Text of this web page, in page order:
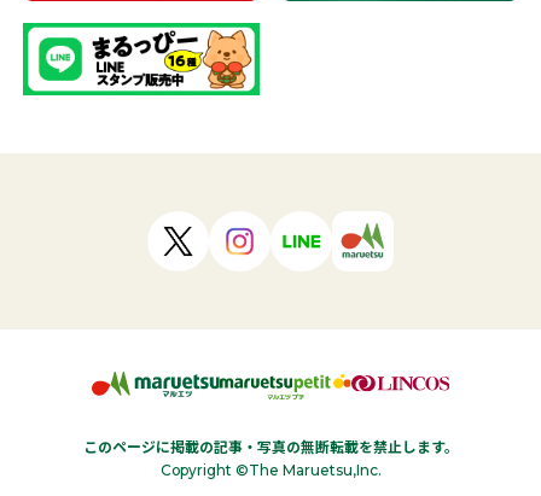
このページに掲載の記事・写真の無断転載を禁止します。
Copyright ©The Maruetsu,Inc.